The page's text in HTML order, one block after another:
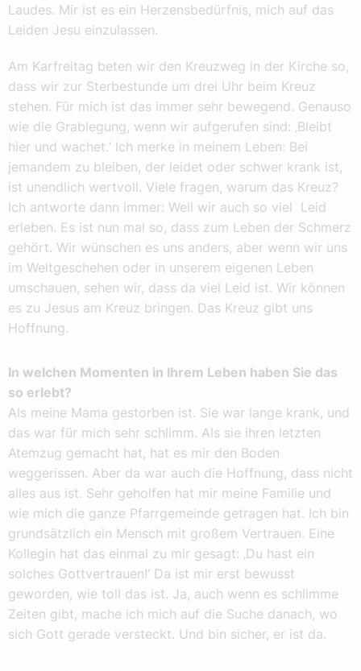
Laudes. Mir ist es ein Herzensbedürfnis, mich auf das
Leiden Jesu einzulassen.
Am Karfreitag beten wir den Kreuzweg in der Kirche so,
dass wir zur Sterbestunde um drei Uhr beim Kreuz
stehen. Für mich ist das immer sehr bewegend. Genauso
wie die Grablegung, wenn wir aufgerufen sind: ‚Bleibt
hier und wachet.‘ Ich merke in meinem Leben: Bei
jemandem zu bleiben, der leidet oder schwer krank ist,
ist unendlich wertvoll. Viele fragen, warum das Kreuz?
Ich antworte dann immer: Weil wir auch so viel Leid
erleben. Es ist nun mal so, dass zum Leben der Schmerz
gehört. Wir wünschen es uns anders, aber wenn wir uns
im Weltgeschehen oder in unserem eigenen Leben
umschauen, sehen wir, dass da viel Leid ist. Wir können
es zu Jesus am Kreuz bringen. Das Kreuz gibt uns
Hoffnung.
In welchen Momenten in Ihrem Leben haben Sie das
so erlebt?
Als meine Mama gestorben ist. Sie war lange krank, und
das war für mich sehr schlimm. Als sie ihren letzten
Atemzug gemacht hat, hat es mir den Boden
weggerissen. Aber da war auch die Hoffnung, dass nicht
alles aus ist. Sehr geholfen hat mir meine Familie und
wie mich die ganze Pfarrgemeinde getragen hat. Ich bin
grundsätzlich ein Mensch mit großem Vertrauen. Eine
Kollegin hat das einmal zu mir gesagt: ‚Du hast ein
solches Gottvertrauen!‘ Da ist mir erst bewusst
geworden, wie toll das ist. Ja, auch wenn es schlimme
Zeiten gibt, mache ich mich auf die Suche danach, wo
sich Gott gerade versteckt. Und bin sicher, er ist da.